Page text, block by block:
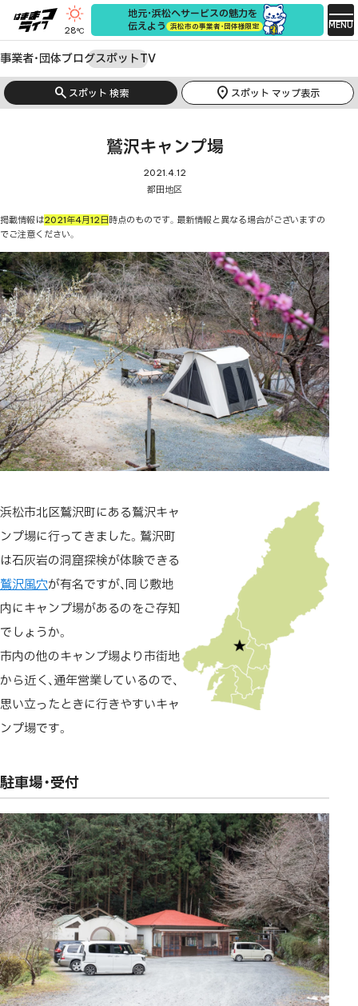
28°C
地元・浜松へサービスの魅力を
伝えよう 浜松市の事業者・団体様限定 MENU
事業者・団体ブログスポットTV
search スポット 検索 location_on スポット マップ表示
鷲沢キャンプ場
2021.4.12
都田地区
掲載情報は2021年4月12日時点のものです。最新情報と異なる場合がございますの
でご注意ください。
浜松市北区鷲沢町にある鷲沢キャ
ンプ場に行ってきました。鷲沢町
は石灰岩の洞窟探検が体験できる
鷲沢風穴が有名ですが、同じ敷地
内にキャンプ場があるのをご存知
でしょうか。
市内の他のキャンプ場より市街地
から近く、通年営業しているので、
思い立ったときに行きやすいキャ
ンプ場です。
駐車場・受付